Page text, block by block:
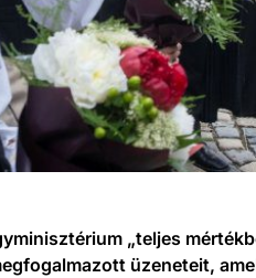
„teljes
üzeneteit,